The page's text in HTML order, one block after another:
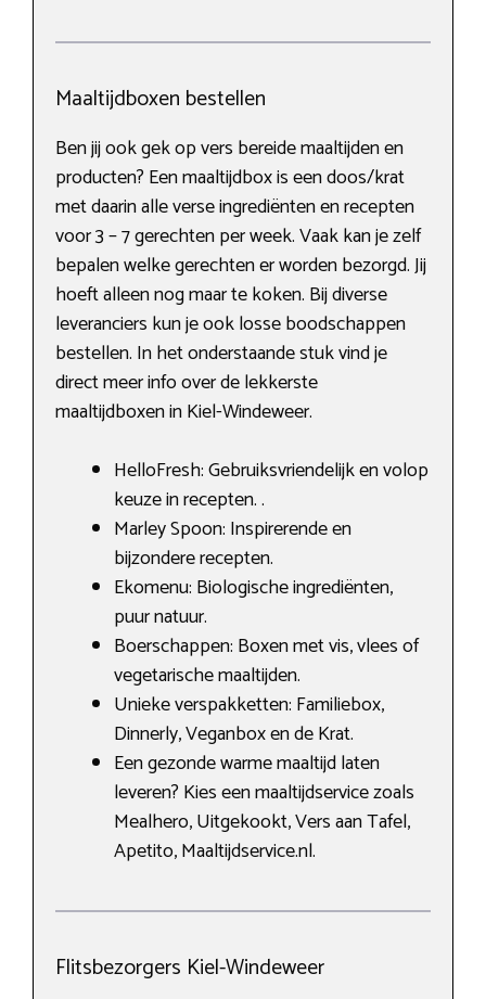
Maaltijdboxen bestellen
Ben jij ook gek op vers bereide maaltijden en
producten? Een maaltijdbox is een doos/krat
met daarin alle verse ingrediënten en recepten
voor 3 – 7 gerechten per week. Vaak kan je zelf
bepalen welke gerechten er worden bezorgd. Jij
hoeft alleen nog maar te koken. Bij diverse
leveranciers kun je ook losse boodschappen
bestellen. In het onderstaande stuk vind je
direct meer info over de lekkerste
maaltijdboxen in Kiel-Windeweer.
HelloFresh: Gebruiksvriendelijk en volop
keuze in recepten. .
Marley Spoon: Inspirerende en
bijzondere recepten.
Ekomenu: Biologische ingrediënten,
puur natuur.
Boerschappen: Boxen met vis, vlees of
vegetarische maaltijden.
Unieke verspakketten: Familiebox,
Dinnerly, Veganbox en de Krat.
Een gezonde warme maaltijd laten
leveren? Kies een maaltijdservice zoals
Mealhero, Uitgekookt, Vers aan Tafel,
Apetito, Maaltijdservice.nl.
Flitsbezorgers Kiel-Windeweer